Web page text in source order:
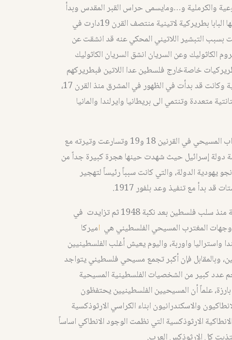
والكرملية و…ومايسمى حراس القبر المقدس وبدأ
الاقتناص فنشأت جماعة لاتينية فأحدث لها البابا بطريركية لاتينية منتصف القرن 19دارت في
بسبب التبشير اللاتيني المحكي عنه قد انشقت عن
الكاثوليك وعن السريان انشق السريان الكاثوليك
خاصةخارج فلسطين عدا اللاتين فبطريركهم
في القدس ولكن كلها تحت رئاسة بابا رومية وكانت قد بدأت في الظهور في المشرق منذ القرن 17،
بروتستانتية متعددة وتنتمي الى بريطانيا وايرلندا والمانيا
الاغتراب المسيحي الفلسطينينشط الاغتراب المسيحي في القرنين 18 و19 وتسارعت وتيرته مع
وإقامة دولة إسرائيل حيث شهدت حينها هجرة كبيرة جداً من
يهودية الدولة، والتي كانت سبباً رئيساً لتهجير
قد بدأ مع تنفيذ وعد بلفور 1917.
بدأت الهجرة المسيحية الفلسطينية العارمة منذ سلب فلسطين بعد نكبة 1948 ثم تزايدت في
اميركا
واستراليا واوربة، واليوم يعيش أغلب الفلسطينيين
وبالمقابل فإن أكبر تجمع مسيحي فلسطيني يتواجد
عدد كبير من الشخصيات الفلسطينية المسيحية
علماً أن المسيحيين الفلسطينيين يحتفظون
والاسكندرانيون ابناء الكراسي الارثوذكسية
الارثوذكسية التي نظمت الوجود الانطاكي اساساً